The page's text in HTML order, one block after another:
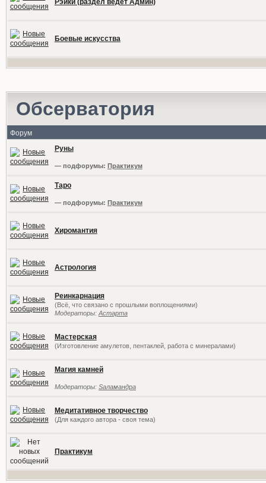
Рэйки (раздел ведет Админ)
Боевые искусства
Обсерватория
Форум
Руны
— подфорумы: Практикум
Таро
— подфорумы: Практикум
Хиромантия
Астрология
Реинкарнация
(Всё, что связано с прошлыми воплощениями)
Модераторы: Астарта
Мастерская
(Изготовление амулетов, пентаклей, работа с минералами)
Магия камней
Модераторы: Sаламандра
Медитативное творчество
(Для каждого автора - своя тема)
Практикум